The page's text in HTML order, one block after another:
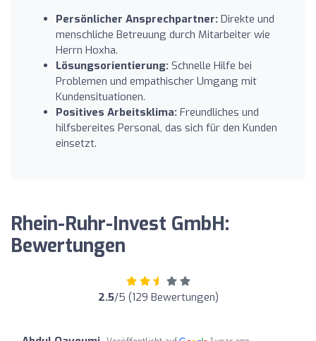
Persönlicher Ansprechpartner: Direkte und
menschliche Betreuung durch Mitarbeiter wie
Herrn Hoxha.
Lösungsorientierung: Schnelle Hilfe bei
Problemen und empathischer Umgang mit
Kundensituationen.
Positives Arbeitsklima: Freundliches und
hilfsbereites Personal, das sich für den Kunden
einsetzt.
Rhein-Ruhr-Invest GmbH:
Bewertungen
2.5/5 (129 Bewertungen)